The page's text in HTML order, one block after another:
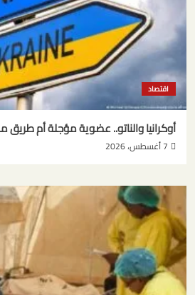
اقتصاد
أوكرانيا والناتو.. عضوية مؤجلة أم
7 أغسطس، 2026